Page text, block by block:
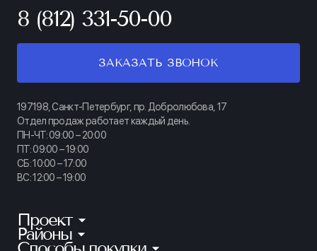
8 (812) 331-50-00
ЗАКАЗАТЬ ЗВОНОК
197198, Санкт-Петербург, пр. Добролюбова, 17
Отдел продаж работает каждый день.
ПН-ЧТ: 09:00 – 20:00
ПТ: 09:00 – 19:00
СБ: 10:00 – 17:00
ВС: 12:00 – 19:00
Проект
КИНОПАРК
Районы
Калининский